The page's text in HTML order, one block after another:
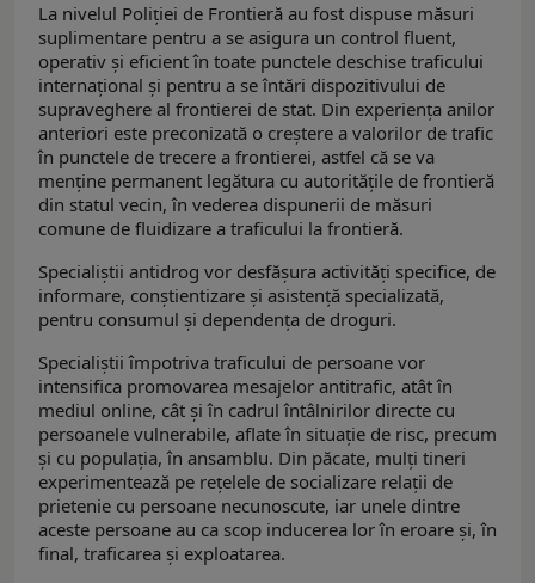
La nivelul Poliției de Frontieră au fost dispuse măsuri
suplimentare pentru a se asigura un control fluent,
operativ și eficient în toate punctele deschise traficului
internațional și pentru a se întări dispozitivului de
supraveghere al frontierei de stat. Din experiența anilor
anteriori este preconizată o creștere a valorilor de trafic
în punctele de trecere a frontierei, astfel că se va
menține permanent legătura cu autoritățile de frontieră
din statul vecin, în vederea dispunerii de măsuri
comune de fluidizare a traficului la frontieră.
Specialiștii antidrog vor desfășura activități specifice, de
informare, conștientizare și asistență specializată,
pentru consumul și dependența de droguri.
Specialiștii împotriva traficului de persoane vor
intensifica promovarea mesajelor antitrafic, atât în
mediul online, cât și în cadrul întâlnirilor directe cu
persoanele vulnerabile, aflate în situație de risc, precum
și cu populația, în ansamblu. Din păcate, mulți tineri
experimentează pe rețelele de socializare relații de
prietenie cu persoane necunoscute, iar unele dintre
aceste persoane au ca scop inducerea lor în eroare și, în
final, traficarea și exploatarea.